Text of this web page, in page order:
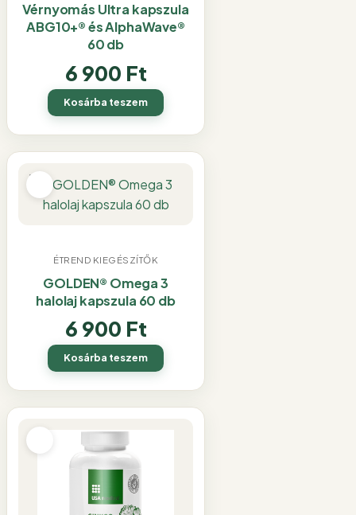
Vérnyomás Ultra kapszula
ABG10+® és AlphaWave®
60 db
6 900 Ft
Kosárba teszem
ÉTREND KIEGÉSZÍTŐK
GOLDEN® Omega 3
halolaj kapszula 60 db
6 900 Ft
Kosárba teszem